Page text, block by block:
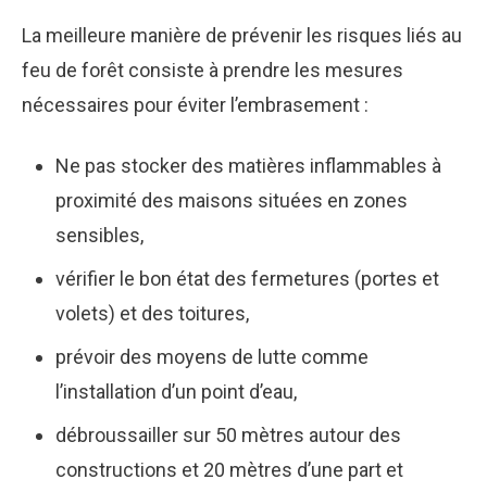
La meilleure manière de prévenir les risques liés au
feu de forêt consiste à prendre les mesures
nécessaires pour éviter l’embrasement :
Ne pas stocker des matières inflammables à
proximité des maisons situées en zones
sensibles,
vérifier le bon état des fermetures (portes et
volets) et des toitures,
prévoir des moyens de lutte comme
l’installation d’un point d’eau,
débroussailler sur 50 mètres autour des
constructions et 20 mètres d’une part et